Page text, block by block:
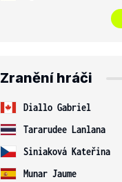
Zranění hráči
Diallo Gabriel
Tararudee Lanlana
Siniaková Kateřina
Munar Jaume